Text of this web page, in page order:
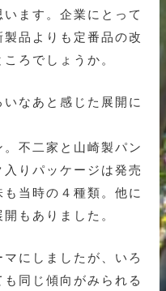
ます。企業にとって
品よりも定番品の改
ろでしょうか。
なあと感じた展開に
。不二家と山崎製パン
りパッケージは発売
当時の４種類。他に
もありました。
にしましたが、いろ
同じ傾向がみられる